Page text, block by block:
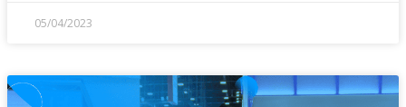
05/04/2023